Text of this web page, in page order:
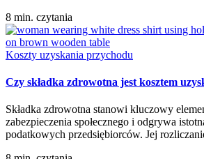
8 min. czytania
Koszty uzyskania przychodu
Czy składka zdrowotna jest kosztem
Składka zdrowotna stanowi kluczowy
zabezpieczenia społecznego i odgrywa
podatkowych przedsiębiorców. Jej